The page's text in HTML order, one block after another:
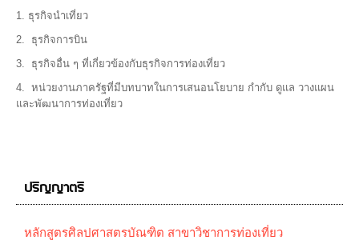
1. ธุรกิจนำเที่ยว
2. ธุรกิจการบิน
3. ธุรกิจอื่น ๆ ที่เกี่ยวข้องกับธุรกิจการท่องเที่ยว
4. หน่วยงานภาครัฐที่มีบทบาทในการเสนอนโยบาย กำกับ ดูแล วางแผน
และพัฒนาการท่องเที่ยว
ปริญญาตรี
หลักสูตรศิลปศาสตรบัณฑิต สาขาวิชาการท่องเที่ยว